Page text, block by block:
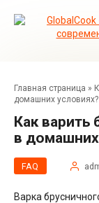
Главная страница »
домашних условиях?
Как варить брусничное варенье на зиму
в
FAQ
Варка